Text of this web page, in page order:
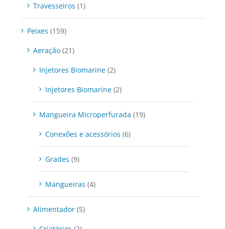
Travesseiros (1)
Peixes (159)
Aeração (21)
Injetores Biomarine (2)
Injetores Biomarine (2)
Mangueira Microperfurada (19)
Conexões e acessórios (6)
Grades (9)
Mangueiras (4)
Alimentador (5)